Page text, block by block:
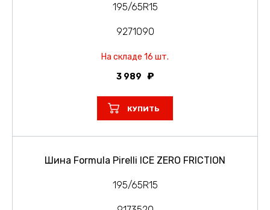
195/65R15
9271090
На складе 16 шт.
3 989
КУПИТЬ
Шина Formula Pirelli ICE ZERO FRICTION
195/65R15